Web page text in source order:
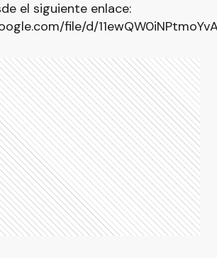
el siguiente enlace:
file/d/